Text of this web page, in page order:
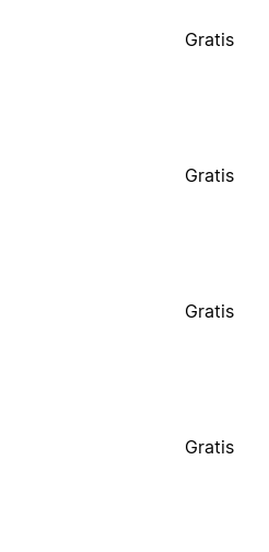
Gratis
Gratis
Gratis
Gratis